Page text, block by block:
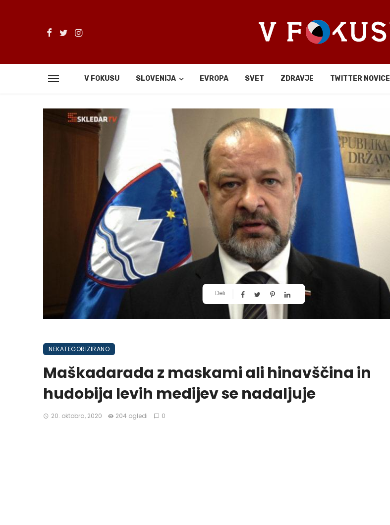
V FOKUSU SLOVENIJA EVROPA SVET ZDRAVJE TWITTER NOVICE
Deli
NEKATEGORIZIRANO
Maškadarada z maskami ali hinavščina in
hudobija levih medijev se nadaljuje
20. oktobra, 2020 204 ogledi 0